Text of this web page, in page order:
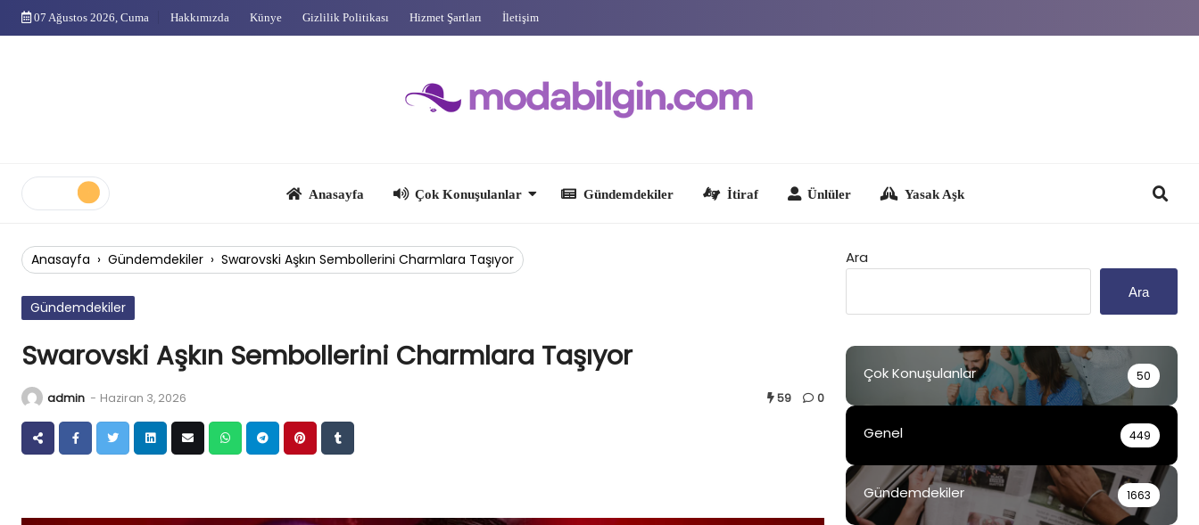
Skip
07 Ağustos 2026, Cuma Hakkımızda Künye Gizlilik Politikası Hizmet Şartları İletişim
Anasayfa › Gündemdekiler › Swarovski Aşkın Sembollerini Charmlara Taşıyor
Gündemdekiler
Swarovski Aşkın Sembollerini Charmlara Taşıyor
admin - Haziran 3, 2026 59 0
Ara
Ara
Çok Konuşulanlar 50
Genel 449
Gündemdekiler 1663